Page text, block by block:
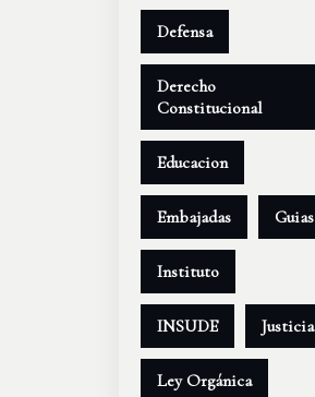
Defensa
Derecho
Constitucional
Educacion
Embajadas Guias
Instituto
INSUDE Justicia
Ley Orgánica